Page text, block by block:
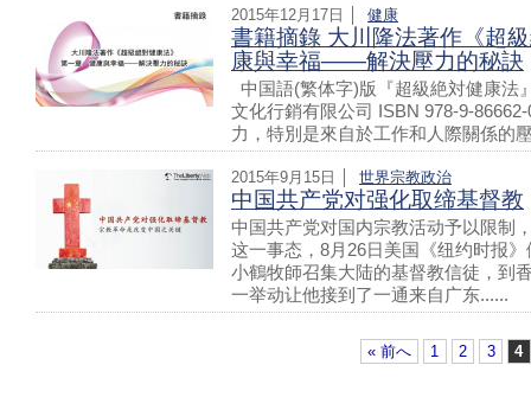
2015年12月17日 │ 健康
書籍摘錄 大川隆法著作《超
康與幸福——解決壓力的秘訣
中国語(繁体字)版『超級絶対健康法
文化行銷有限公司 ISBN 978-9-
力，特別是來自於工作和人際關係的
2015年9月15日 │ 世界宗教政治
中国共产党对强化取缔基督教
中国共产党对国内宗教活动予以限制
这一事态，8月26日美国《纽约时报
小鶴牧師召集大陆的基督教信徒，到
一举动让他接到了一通来自广东......
« 前へ 1 2 3 4